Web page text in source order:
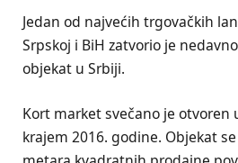
Jedan od najvećih trgovačkih
Srpskoj i BiH zatvorio je
objekat u Srbiji.
Kort market svečano je otvoren
krajem 2016. godine. Objekat